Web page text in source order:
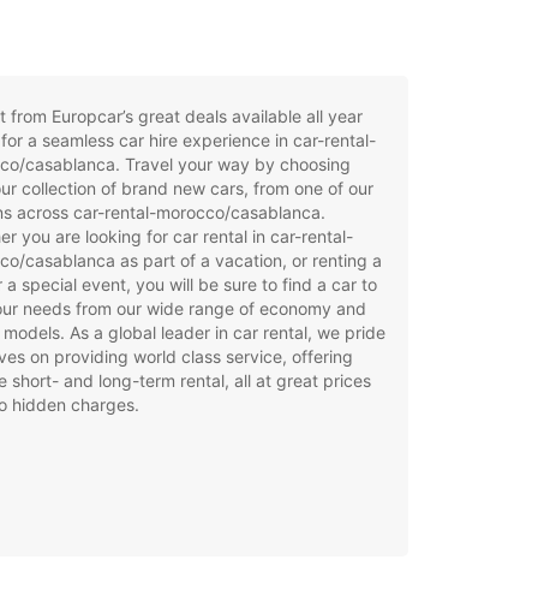
from Europcar’s great deals available all year
a seamless car hire experience in car-rental-
casablanca. Travel your way by choosing
collection of brand new cars, from one of our
across car-rental-morocco/casablanca.
you are looking for car rental in car-rental-
casablanca as part of a vacation, or renting a
a special event, you will be sure to find a car to
needs from our wide range of economy and
As a global leader in car rental, we pride
on providing world class service, offering
short- and long-term rental, all at great prices
hidden charges.